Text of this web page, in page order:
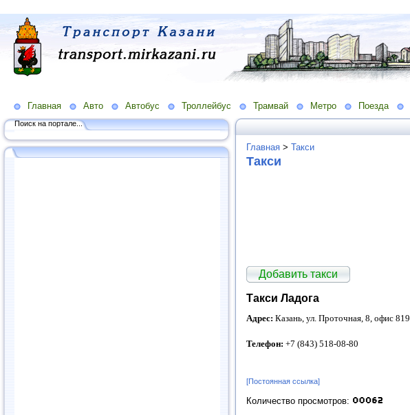
Главная Авто Автобус Троллейбус Трамвай Метро Поезда
Поиск на портале...
Главная > Такси
Такси
Добавить такси
Такси Ладога
Адрес: Казань, ул. Проточная, 8, офис 819
Телефон: +7 (843) 518-08-80
[Постоянная ссылка]
Количество просмотров: